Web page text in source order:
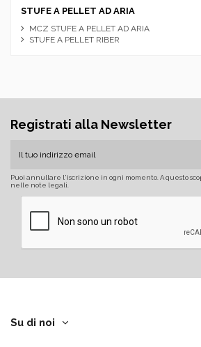
STUFE A PELLET AD ARIA
MCZ STUFE A PELLET AD ARIA
STUFE A PELLET RIBER
Registrati alla Newsletter
Puoi annullare l'iscrizione in ogni momento. A questo
nelle note legali.
Su di noi